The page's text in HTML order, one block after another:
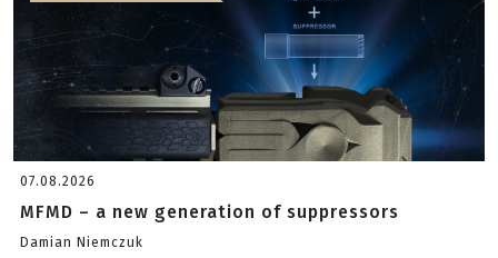
07.08.2026
MFMD – a new generation of suppressors
Damian Niemczuk